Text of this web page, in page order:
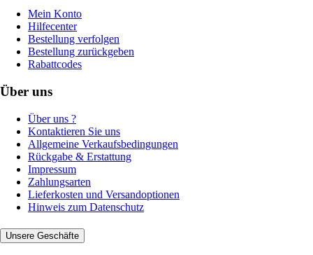
Mein Konto
Hilfecenter
Bestellung verfolgen
Bestellung zurückgeben
Rabattcodes
Über uns
Über uns ?
Kontaktieren Sie uns
Allgemeine Verkaufsbedingungen
Rückgabe & Erstattung
Impressum
Zahlungsarten
Lieferkosten und Versandoptionen
Hinweis zum Datenschutz
Unsere Geschäfte